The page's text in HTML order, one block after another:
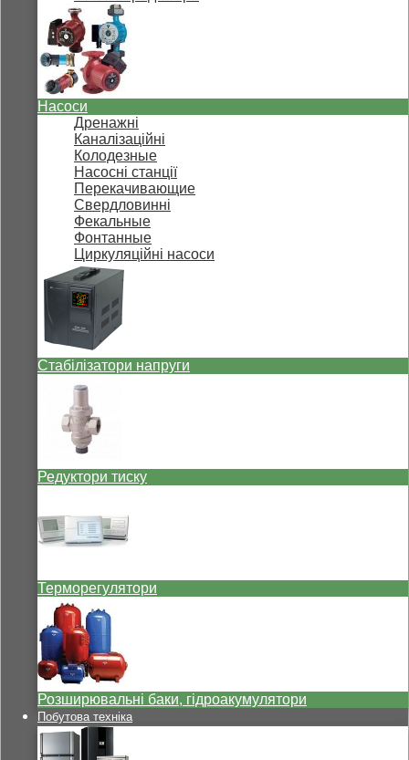
Насоси
Дренажні
Каналізаційні
Колодезные
Насосні станції
Перекачивающие
Свердловинні
Фекальные
Фонтанные
Циркуляційні насоси
Стабілізатори напруги
Редуктори тиску
Терморегулятори
Розширювальні баки, гідроакумулятори
Побутова техніка